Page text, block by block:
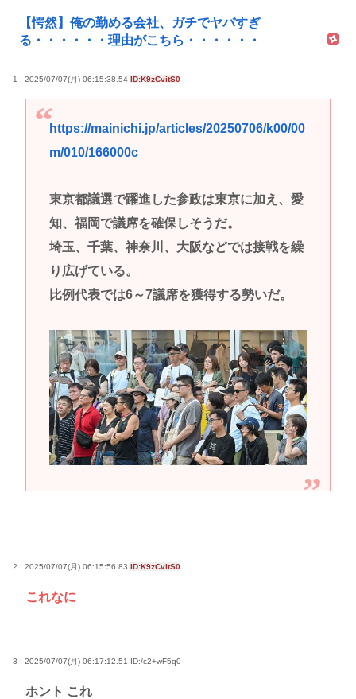
【愕然】俺の勤める会社、ガチでヤバすぎ
る・・・・・・理由がこちら・・・・・・
1 : 2025/07/07(月) 06:15:38.54 ID:K9zCvitS0
https://mainichi.jp/articles/20250706/k00/00
m/010/166000c
東京都議選で躍進した参政は東京に加え、愛
知、福岡で議席を確保しそうだ。
埼玉、千葉、神奈川、大阪などでは接戦を繰
り広げている。
比例代表では6～7議席を獲得する勢いだ。
2 : 2025/07/07(月) 06:15:56.83 ID:K9zCvitS0
これなに
3 : 2025/07/07(月) 06:17:12.51 ID:/c2+wF5q0
ホント これ